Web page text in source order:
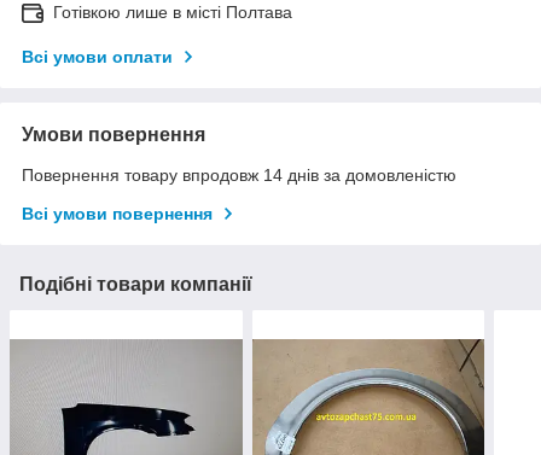
Готівкою лише в місті Полтава
Всі умови оплати
Умови повернення
Повернення товару впродовж 14 днів за домовленістю
Всі умови повернення
Подібні товари компанії